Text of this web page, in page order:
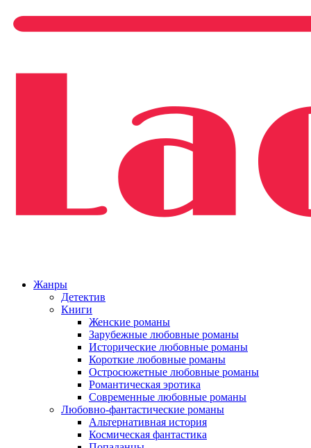
Жанры
Детектив
Книги
Женские романы
Зарубежные любовные романы
Исторические любовные романы
Короткие любовные романы
Остросюжетные любовные романы
Романтическая эротика
Современные любовные романы
Любовно-фантастические романы
Альтернативная история
Космическая фантастика